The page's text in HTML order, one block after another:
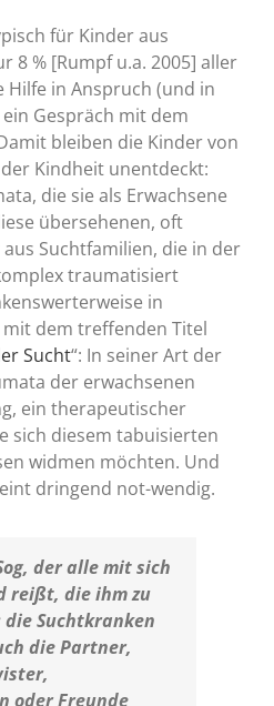
für Kinder aus
8 % [Rumpf u.a. 2005] aller
in Anspruch (und in
Gespräch mit dem
bleiben die Kinder von
Kindheit unentdeckt:
die sie als Erwachsene
übersehenen, oft
Suchtfamilien, die in der
traumatisiert
in
mit dem treffenden Titel
Sucht“: In seiner Art der
der erwachsenen
ein therapeutischer
sich diesem tabuisierten
widmen möchten. Und
dringend not-wendig.
der alle mit sich
reißt, die ihm zu
Suchtkranken
die Partner,
oder Freunde